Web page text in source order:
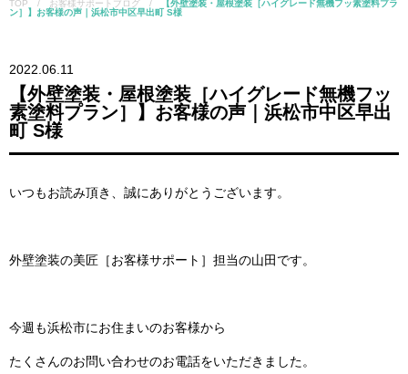
TOP / お客様サポートブログ /
【外壁塗装・屋根塗装［ハイグレード無機フッ素塗料プラ
ン］】お客様の声｜浜松市中区早出町 S様
2022.06.11
【外壁塗装・屋根塗装［ハイグレード無機フッ
素塗料プラン］】お客様の声｜浜松市中区早出
町 S様
いつもお読み頂き、誠にありがとうございます。
外壁塗装の美匠［お客様サポート］担当の山田です。
今週も浜松市にお住まいのお客様から
たくさんのお問い合わせのお電話をいただきました。